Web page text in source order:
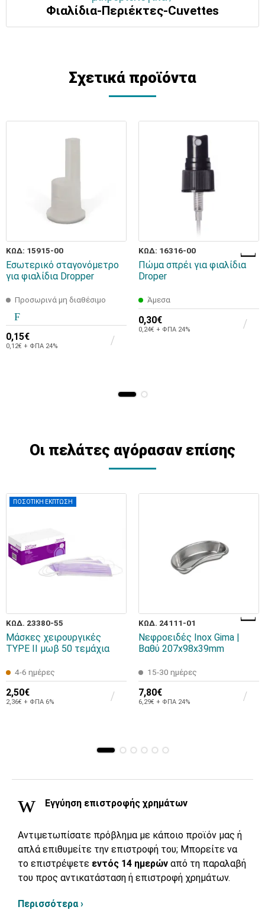
Φιαλίδια-Περιέκτες-Cuvettes
Σχετικά προϊόντα
ΚΩΔ: 15915-00
Εσωτερικό σταγονόμετρο
για φιαλίδια Dropper
Προσωρινά μη διαθέσιμο
0,15€
0,12€ + ΦΠΑ 24%
ΚΩΔ: 16316-00
Πώμα σπρέι για φιαλίδια
Droper
Άμεσα
0,30€
0,24€ + ΦΠΑ 24%
Οι πελάτες αγόρασαν επίσης
ΠΟΣΟΤΙΚΗ ΕΚΠΤΩΣΗ
ΚΩΔ. 23380-55
Μάσκες χειρουργικές
TYPE II μωβ 50 τεμάχια
4-6 ημέρες
2,50€
2,36€ + ΦΠΑ 6%
ΚΩΔ. 24111-01
Νεφροειδές Inox Gima |
Βαθύ 207x98x39mm
15-30 ημέρες
7,80€
6,29€ + ΦΠΑ 24%
Εγγύηση επιστροφής χρημάτων
Αντιμετωπίσατε πρόβλημα με κάποιο προϊόν μας ή
απλά επιθυμείτε την επιστροφή του; Μπορείτε να
το επιστρέψετε εντός 14 ημερών από τη παραλαβή
του προς αντικατάσταση ή επιστροφή χρημάτων.
Περισσότερα ›